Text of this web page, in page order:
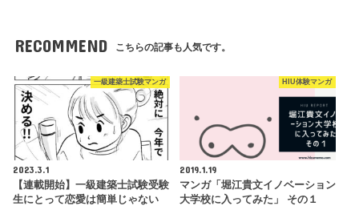
RECOMMEND こちらの記事も人気です。
一級建築士試験マンガ
2023.3.1
【連載開始】一級建築士試験受験
生にとって恋愛は簡単じゃない
HIU体験マンガ
2019.1.19
マンガ「堀江貴文イノベーション
大学校に入ってみた」 その１